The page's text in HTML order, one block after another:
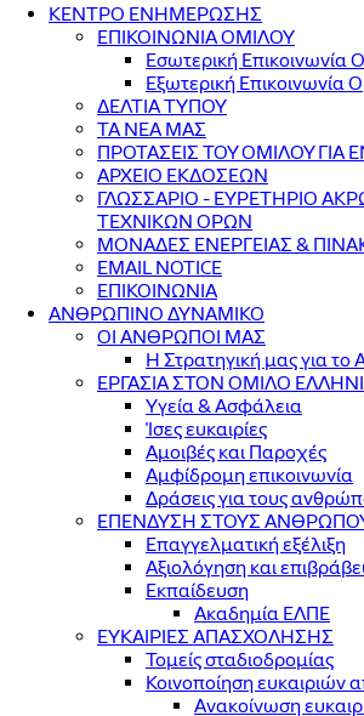
ΚΕΝΤΡΟ ΕΝΗΜΕΡΩΣΗΣ
ΕΠΙΚΟΙΝΩΝΙΑ ΟΜΙΛΟΥ
Εσωτερική Επικοινωνία
Εξωτερική Επικοινωνία
ΔΕΛΤΙΑ ΤΥΠΟΥ
ΤΑ ΝΕΑ ΜΑΣ
ΠΡΟΤΑΣΕΙΣ ΤΟΥ ΟΜΙΛΟΥ ΓΙΑ
ΑΡΧΕΙΟ ΕΚΔΟΣΕΩΝ
ΓΛΩΣΣΑΡΙΟ - ΕΥΡΕΤΗΡΙΟ
ΤΕΧΝΙΚΩΝ ΟΡΩΝ
ΜΟΝΑΔΕΣ ΕΝΕΡΓΕΙΑΣ &
EMAIL NOTICE
ΕΠΙΚΟΙΝΩΝΙΑ
ΑΝΘΡΩΠΙΝΟ ΔΥΝΑΜΙΚΟ
ΟΙ ΑΝΘΡΩΠΟΙ ΜΑΣ
Η Στρατηγική μας για
ΕΡΓΑΣΙΑ ΣΤΟΝ ΟΜΙΛΟ
Υγεία & Ασφάλεια
Ίσες ευκαιρίες
Αμοιβές και Παροχές
Αμφίδρομη επικοινωνία
Δράσεις για τους
ΕΠΕΝΔΥΣΗ ΣΤΟΥΣ
Επαγγελματική εξέλιξη
Αξιολόγηση και
Εκπαίδευση
Ακαδημία ΕΛΠΕ
ΕΥΚΑΙΡΙΕΣ ΑΠΑΣΧΟΛΗΣΗΣ
Τομείς σταδιοδρομίας
Κοινοποίηση ευκαιριών
Ανακοίνωση